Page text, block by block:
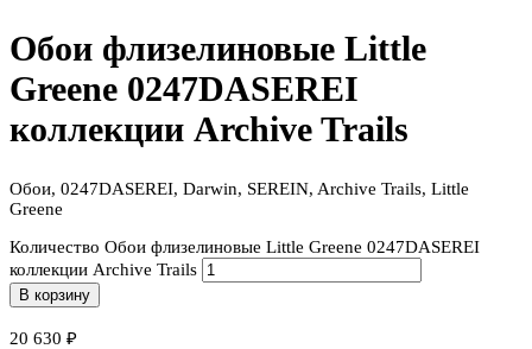
Обои флизелиновые Little
Greene 0247DASEREI
коллекции Archive Trails
Обои, 0247DASEREI, Darwin, SEREIN, Archive Trails, Little
Greene
Количество Обои флизелиновые Little Greene 0247DASEREI
коллекции Archive Trails
В корзину
20 630 ₽